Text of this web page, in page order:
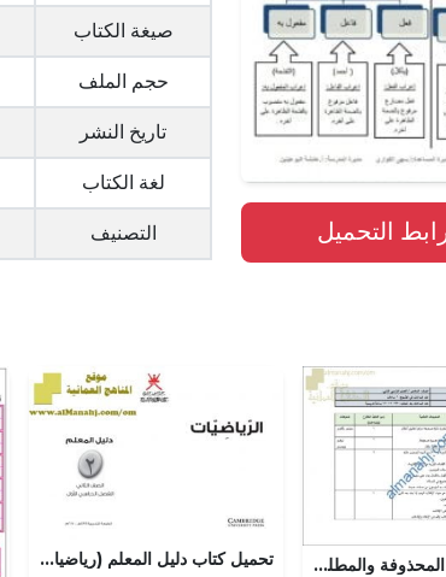
صيغة الكتاب
حجم الملف
تاريخ النشر
لغة الكتاب
التصنيف
مقرر الدروس المحذوفة والمطلوبة حسب وثيقة المحتوى التدريسي في ظل جائحة الكورونا (تربية اسلامية) السادس تحميل كتاب دليل المعلم (رياضيات) الثاني